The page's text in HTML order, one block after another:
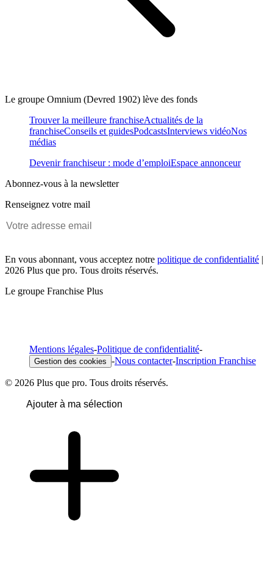
Le groupe Omnium (Devred 1902) lève des fonds
Trouver la meilleure franchiseActualités de la
franchiseConseils et guidesPodcastsInterviews vidéoNos
médias
Devenir franchiseur : mode d’emploiEspace annonceur
Abonnez-vous à la newsletter
Renseignez votre mail
En vous abonnant, vous acceptez notre politique de confidentialité |
2026 Plus que pro. Tous droits réservés.
Le groupe Franchise Plus
Mentions légales-Politique de confidentialité-
Gestion des cookies -Nous contacter-Inscription Franchise
© 2026 Plus que pro. Tous droits réservés.
Ajouter à ma sélection